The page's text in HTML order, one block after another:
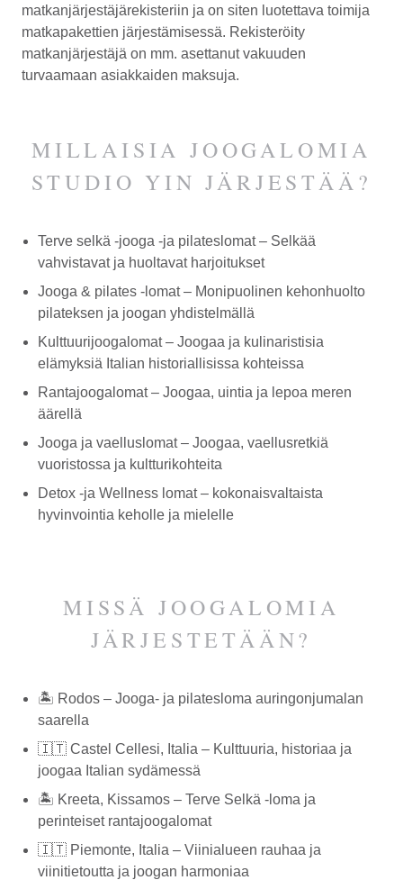
matkanjärjestäjärekisteriin ja on siten luotettava toimija
matkapakettien järjestämisessä. Rekisteröity
matkanjärjestäjä on mm. asettanut vakuuden
turvaamaan asiakkaiden maksuja.
MILLAISIA JOOGALOMIA
STUDIO YIN JÄRJESTÄÄ?
Terve selkä -jooga -ja pilateslomat – Selkää
vahvistavat ja huoltavat harjoitukset
Jooga & pilates -lomat – Monipuolinen kehonhuolto
pilateksen ja joogan yhdistelmällä
Kulttuurijoogalomat – Joogaa ja kulinaristisia
elämyksiä Italian historiallisissa kohteissa
Rantajoogalomat – Joogaa, uintia ja lepoa meren
äärellä
Jooga ja vaelluslomat – Joogaa, vaellusretkiä
vuoristossa ja kultturikohteita
Detox -ja Wellness lomat – kokonaisvaltaista
hyvinvointia keholle ja mielelle
MISSÄ JOOGALOMIA
JÄRJESTETÄÄN?
🏝️ Rodos – Jooga- ja pilatesloma auringonjumalan
saarella
🇮🇹 Castel Cellesi, Italia – Kulttuuria, historiaa ja
joogaa Italian sydämessä
🏝️ Kreeta, Kissamos – Terve Selkä -loma ja
perinteiset rantajoogalomat
🇮🇹 Piemonte, Italia – Viinialueen rauhaa ja
viinitietoutta ja joogan harmoniaa